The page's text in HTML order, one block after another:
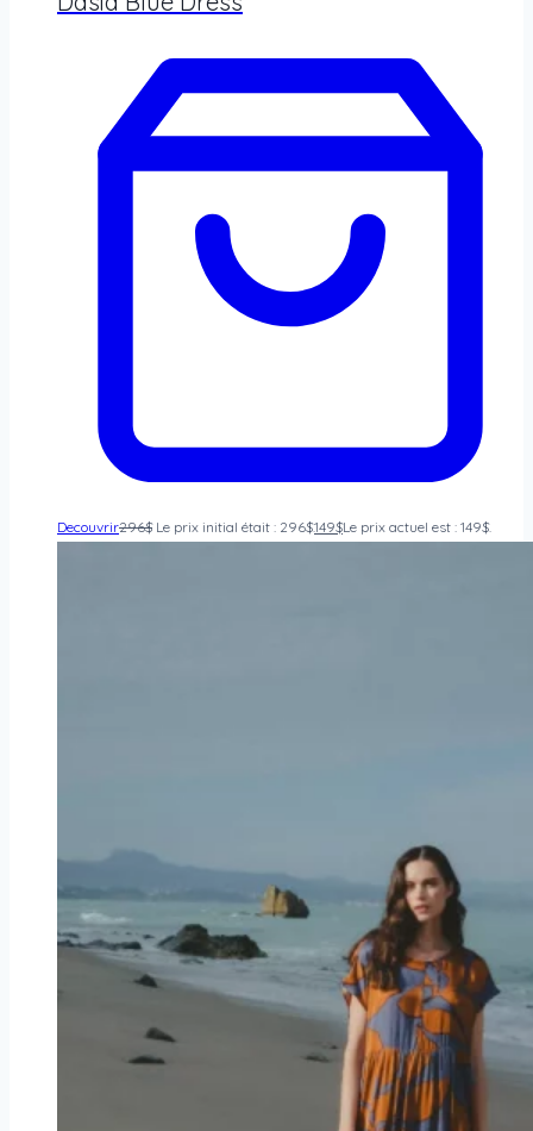
Decouvrir296$ Le prix initial était : 296$.149$Le prix actuel est : 149$.